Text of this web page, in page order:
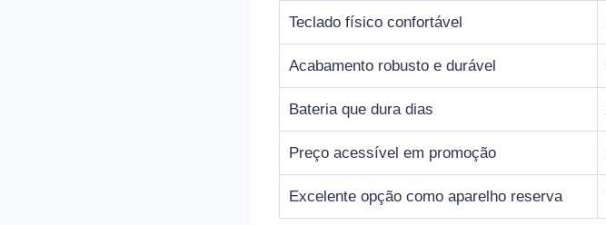
Teclado físico confortável
Acabamento robusto e durável
Bateria que dura dias
Preço acessível em promoção
Excelente opção como aparelho reserva